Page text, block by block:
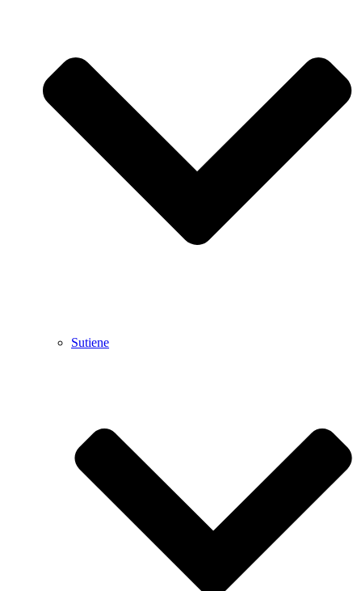
Sutiene